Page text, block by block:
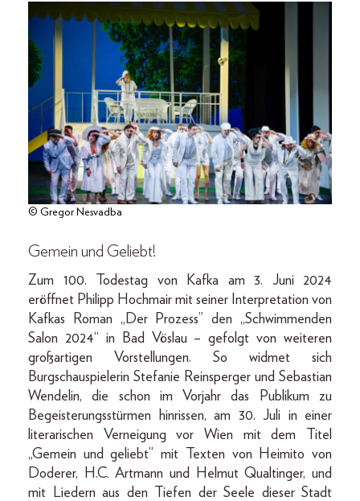
© Gregor Nesvadba
Gemein und Geliebt!
Zum 100. Todestag von Kafka am 3. Juni 2024
eröffnet Philipp Hochmair mit seiner Interpretation von
Kafkas Roman „Der Prozess” den „Schwimmenden
Salon 2024“ in Bad Vöslau – gefolgt von weiteren
großartigen Vorstellungen. So widmet sich
Burgschauspielerin Stefanie Reinsperger und Sebastian
Wendelin, die schon im Vorjahr das Publikum zu
Begeisterungsstürmen hinrissen, am 30. Juli in einer
literarischen Verneigung vor Wien mit dem Titel
„Gemein und geliebt” mit Texten von Heimito von
Doderer, H.C. Artmann und Helmut Qualtinger, und
mit Liedern aus den Tiefen der Seele dieser Stadt